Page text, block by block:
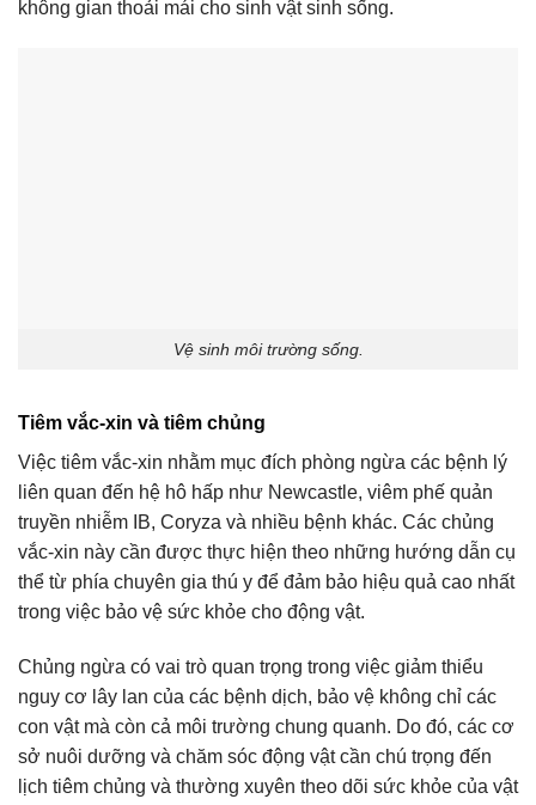
không gian thoải mái cho sinh vật sinh sống.
Vệ sinh môi trường sống.
Tiêm vắc-xin và tiêm chủng
Việc tiêm vắc-xin nhằm mục đích phòng ngừa các bệnh lý
liên quan đến hệ hô hấp như Newcastle, viêm phế quản
truyền nhiễm IB, Coryza và nhiều bệnh khác. Các chủng
vắc-xin này cần được thực hiện theo những hướng dẫn cụ
thể từ phía chuyên gia thú y để đảm bảo hiệu quả cao nhất
trong việc bảo vệ sức khỏe cho động vật.
Chủng ngừa có vai trò quan trọng trong việc giảm thiểu
nguy cơ lây lan của các bệnh dịch, bảo vệ không chỉ các
con vật mà còn cả môi trường chung quanh. Do đó, các cơ
sở nuôi dưỡng và chăm sóc động vật cần chú trọng đến
lịch tiêm chủng và thường xuyên theo dõi sức khỏe của vật